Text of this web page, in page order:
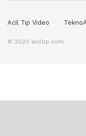
Acil Tıp Video
© 2020 aciltıp.com